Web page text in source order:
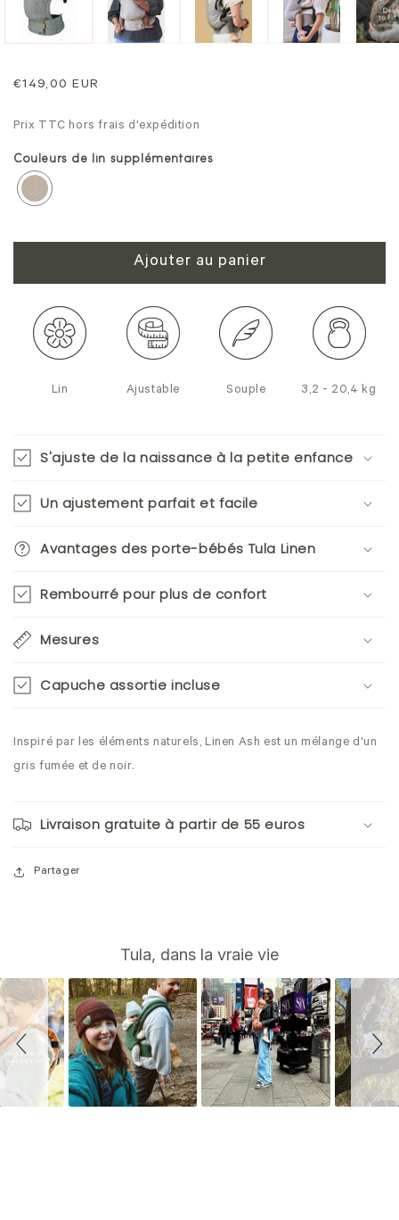
une
fenêtre
modale
Prix
€149,00 EUR
Prix TTC hors frais d'expédition
Couleurs de lin supplémentaires
Ajouter au panier
Lin Ajustable Souple 3,2 - 20,4 kg
S'ajuste de la naissance à la petite enfance
Un ajustement parfait et facile
Avantages des porte-bébés Tula Linen
Rembourré pour plus de confort
Mesures
Capuche assortie incluse
Inspiré par les éléments naturels, Linen Ash est un mélange d'un
gris fumée et de noir.
Livraison gratuite à partir de 55 euros
Partager
i
d
e
s
h
o
Tula, dans la vraie vie